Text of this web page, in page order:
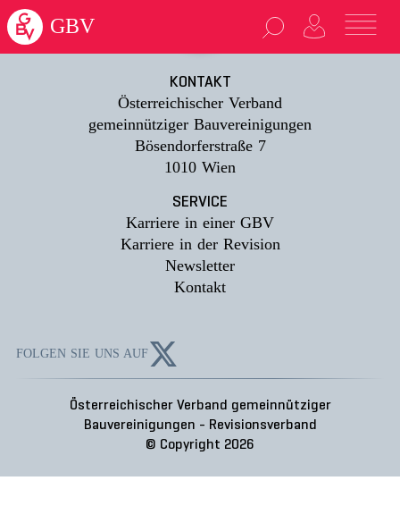
GBV
loading...
KONTAKT
Österreichischer Verband
gemeinnütziger Bauvereinigungen
Bösendorferstraße 7
1010 Wien
SERVICE
Karriere in einer GBV
Karriere in der Revision
Newsletter
Kontakt
FOLGEN SIE UNS AUF
Österreichischer Verband gemeinnütziger
Bauvereinigungen - Revisionsverband
© Copyright 2026